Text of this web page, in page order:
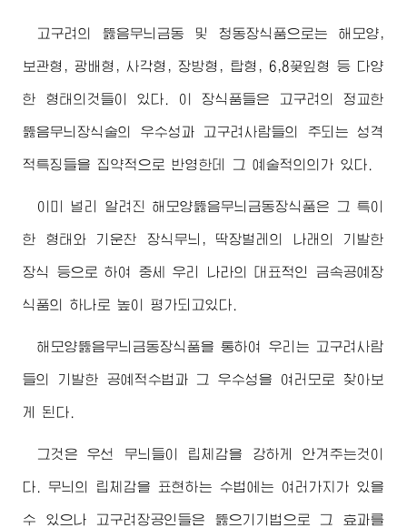
고구려의 뚫음무늬금동 및 청동장식품으로는 해모양,
보관형, 광배형, 사각형, 장방형, 탑형, 6,8꽃잎형 등 다양
한 형태의것들이 있다. 이 장식품들은 고구려의 정교한
뚫음무늬장식술의 우수성과 고구려사람들의 주되는 성격
적특징들을 집약적으로 반영한데 그 예술적의의가 있다.
이미 널리 알려진 해모양뚫음무늬금동장식품은 그 특이
한 형태와 기운찬 장식무늬, 딱장벌레의 나래의 기발한
장식 등으로 하여 중세 우리 나라의 대표적인 금속공예장
식품의 하나로 높이 평가되고있다.
해모양뚫음무늬금동장식품을 통하여 우리는 고구려사람
들의 기발한 공예적수법과 그 우수성을 여러모로 찾아보
게 된다.
그것은 우선 무늬들이 립체감을 강하게 안겨주는것이
다. 무늬의 립체감을 표현하는 수법에는 여러가지가 있을
수 있으나 고구려장공인들은 뚫으기기법으로 그 효과를